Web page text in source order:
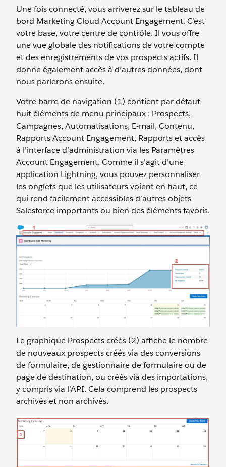
Une fois connecté, vous arriverez sur le tableau de
bord Marketing Cloud Account Engagement. C’est
votre base, votre centre de contrôle. Il vous offre
une vue globale des notifications de votre compte
et des enregistrements de vos prospects actifs. Il
donne également accès à d’autres données, dont
nous parlerons ensuite.
Votre barre de navigation (1) contient par défaut
huit éléments de menu principaux : Prospects,
Campagnes, Automatisations, E-mail, Contenu,
Rapports Account Engagement, Rapports et accès
à l’interface d’administration via les Paramètres
Account Engagement. Comme il s’agit d’une
application Lightning, vous pouvez personnaliser
les onglets que les utilisateurs voient en haut, ce
qui rend facilement accessibles d’autres objets
Salesforce importants ou bien des éléments favoris.
Le graphique Prospects créés (2) affiche le nombre
de nouveaux prospects créés via des conversions
de formulaire, de gestionnaire de formulaire ou de
page de destination, ou créés via des importations,
y compris via l’API. Cela comprend les prospects
archivés et non archivés.